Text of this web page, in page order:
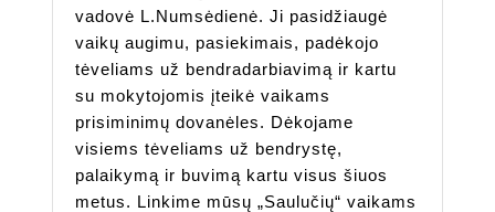
vadovė L.Numsėdienė. Ji pasidžiaugė
vaikų augimu, pasiekimais, padėkojo
tėveliams už bendradarbiavimą ir kartu
su mokytojomis įteikė vaikams
prisiminimų dovanėles. Dėkojame
visiems tėveliams už bendrystę,
palaikymą ir buvimą kartu visus šiuos
metus. Linkime mūsų „Saulučių“ vaikams